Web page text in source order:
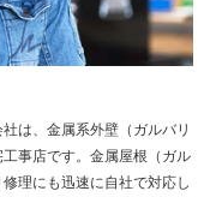
は、金属系外壁（ガルバリ
事店です。金属屋根（ガル
理にも迅速に自社で対応し